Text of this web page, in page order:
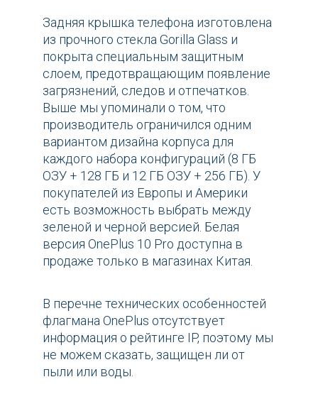
Задняя крышка телефона изготовлена ​​
из прочного стекла Gorilla Glass и
покрыта специальным защитным
слоем, предотвращающим появление
загрязнений, следов и отпечатков.
Выше мы упоминали о том, что
производитель ограничился одним
вариантом дизайна корпуса для
каждого набора конфигураций (8 ГБ
ОЗУ + 128 ГБ и 12 ГБ ОЗУ + 256 ГБ). У
покупателей из Европы и Америки
есть возможность выбрать между
зеленой и черной версией. Белая
версия OnePlus 10 Pro доступна в
продаже только в магазинах Китая.
В перечне технических особенностей
флагмана OnePlus отсутствует
информация о рейтинге IP, поэтому мы
не можем сказать, защищен ли от
пыли или воды.